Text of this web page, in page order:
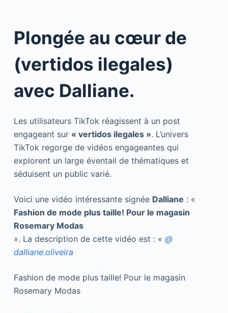
Plongée au cœur de
(vertidos ilegales)
avec Dalliane.
Les utilisateurs TikTok réagissent à un post
engageant sur « vertidos ilegales ». L’univers
TikTok regorge de vidéos engageantes qui
explorent un large éventail de thématiques et
séduisent un public varié.
Voici une vidéo intéressante signée Dalliane : «
Fashion de mode plus taille! Pour le magasin
Rosemary Modas
». La description de cette vidéo est : « @
dalliane.oliveira
Fashion de mode plus taille! Pour le magasin
Rosemary Modas